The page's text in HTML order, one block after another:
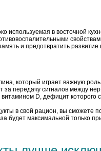
используемая в восточной
и предотвратить
который играет важную
за передачу сигналов между
витамином D, дефицит
в свой рацион, вы сможете
будет максимальной только